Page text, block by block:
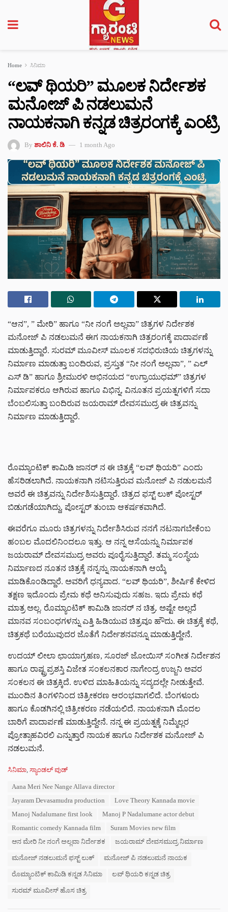
Home ಸಿನಿಮಾ
“ಲವ್ ಥಿಯರಿ” ಮೂಲಕ ನಿರ್ದೇಶಕ
ಮನೋಜ್ ಪಿ ನಡಲುಮನೆ
ನಾಯಕನಾಗಿ ಕನ್ನಡ ಚಿತ್ರರಂಗಕ್ಕೆ ಎಂಟ್ರಿ
By ಶಾಲಿನಿ ಕೆ. ಡಿ 1 month Ago
“ಆನ”, ” ಮೇರಿ” ಹಾಗೂ “ನೀ ನಂಗೆ ಅಲ್ಲವಾ” ಚಿತ್ರಗಳ ನಿರ್ದೇಶಕ
ಮನೋಜ್ ಪಿ ನಡಲುಮನೆ ಈಗ ನಾಯಕನಾಗಿ ಚಿತ್ರರಂಗಕ್ಕೆ ಪಾದಾರ್ಪಣೆ
ಮಾಡುತ್ತಿದ್ದಾರೆ. ಸುರಮ್ ಮೂವೀಸ್ ಮೂಲಕ ಸದಭಿರುಚಿಯ ಚಿತ್ರಗಳನ್ನು
ನಿರ್ಮಾಣ ಮಾಡುತ್ತಾ ಬಂದಿರುವ, ಪ್ರಸ್ತುತ “ನೀ ನಂಗೆ ಅಲ್ಲವಾ”, ” ಎಲ್
ಎಸ್ ಡಿ” ಹಾಗೂ ಶ್ರೀಮುರಳಿ ಅಭಿನಯದ “ಉಗ್ರಾಯುಧಮ್” ಚಿತ್ರಗಳ
ನಿರ್ಮಾಪಕರೂ ಆಗಿರುವ ಹಾಗೂ ವಿಭಿನ್ನ, ವಿನೂತನ ಪ್ರಯತ್ನಗಳಿಗೆ ಸದಾ
ಬೆಂಬಲಿಸುತ್ತಾ ಬಂದಿರುವ ಜಯರಾಮ್ ದೇವಸಮುದ್ರ ಈ ಚಿತ್ರವನ್ನು
ನಿರ್ಮಾಣ ಮಾಡುತ್ತಿದ್ದಾರೆ.
ರೊಮ್ಯಾಂಟಿಕ್ ಕಾಮಿಡಿ ಜಾನರ್ ನ ಈ ಚಿತ್ರಕ್ಕೆ “ಲವ್ ಥಿಯರಿ” ಎಂದು
ಹೆಸರಿಡಲಾಗಿದೆ. ನಾಯಕನಾಗಿ ನಟಿಸುತ್ತಿರುವ ಮನೋಜ್ ಪಿ ನಡುಲಮನೆ
ಅವರೆ ಈ ಚಿತ್ರವನ್ನು ನಿರ್ದೇಶಿಸುತ್ತಿದ್ದಾರೆ. ಚಿತ್ರದ ಫಸ್ಟ್ ಲುಕ್ ಪೋಸ್ಟರ್
ಬಿಡುಗಡೆಯಾಗಿದ್ದು, ಪೋಸ್ಟರ್ ತುಂಬಾ ಆಕರ್ಷಕವಾಗಿದೆ.
ಈವರೆಗೂ ಮೂರು ಚಿತ್ರಗಳನ್ನು ನಿರ್ದೇಶಿಸಿರುವ ನನಗೆ ನಟನಾಗಬೇಕೆಂಬ
ಹಂಬಲ ಮೊದಲಿನಿಂದಲೂ ಇತ್ತು. ಆ ನನ್ನ ಆಸೆಯನ್ನು ನಿರ್ಮಾಪಕ
ಜಯರಾಮ್ ದೇವಸಮುದ್ರ ಅವರು ಪೂರೈಸುತ್ತಿದ್ದಾರೆ‌. ತಮ್ಮ ಸಂಸ್ಥೆಯ
ನಿರ್ಮಾಣದ ನೂತನ ಚಿತ್ರಕ್ಕೆ ನನ್ನನ್ನು ನಾಯಕನಾಗಿ ಆಯ್ಕೆ
ಮಾಡಿಕೊಂಡಿದ್ದಾರೆ. ಅವರಿಗೆ ಧನ್ಯವಾದ. “ಲವ್ ಥಿಯರಿ”, ಶೀರ್ಷಿಕೆ ಕೇಳಿದ
ತಕ್ಷಣ ಇದೊಂದು ಪ್ರೇಮ ಕಥೆ ಅನಿಸುವುದು ಸಹಜ.‌ ಇದು ಪ್ರೇಮ ಕಥೆ
ಮಾತ್ರ ಅಲ್ಲ. ರೊಮ್ಯಾಂಟಿಕ್ ಕಾಮಿಡಿ ಜಾನರ್ ನ ಚಿತ್ರ. ಅಷ್ಟೇ ಅಲ್ಲದೆ
ಮಾನವ ಸಂಬಂಧಗಳನ್ನು ಎತ್ತಿ ಹಿಡಿಯುವ ಚಿತ್ರವೂ ಹೌದು. ಈ ಚಿತ್ರಕ್ಕೆ ಕಥೆ,
ಚಿತ್ರಕಥೆ ಬರೆಯುವುದರ ಜೊತೆಗೆ ನಿರ್ದೇಶನವನ್ನೂ ಮಾಡುತ್ತಿದ್ದೇನೆ.
ಉದಯ್ ಲೀಲಾ‌ ಛಾಯಾಗ್ರಹಣ, ಸೂರಜ್ ಜೋಯಿಸ್ ಸಂಗೀತ ನಿರ್ದೇಶನ
ಹಾಗೂ ರಾಷ್ಟ್ರಪ್ರಶಸ್ತಿ ವಿಜೇತ ಸಂಕಲನಕಾರ ನಾಗೇಂದ್ರ ಉಜ್ಜನಿ ಅವರ
ಸಂಕಲನ ಈ ಚಿತ್ರಕ್ಕಿದೆ. ಉಳಿದ ಮಾಹಿತಿಯನ್ನು ಸದ್ಯದಲ್ಲೇ ನೀಡುತ್ತೇವೆ.
ಮುಂದಿನ ತಿಂಗಳಿನಿಂದ ಚಿತ್ರೀಕರಣ ಆರಂಭವಾಗಲಿದೆ. ಬೆಂಗಳೂರು
ಹಾಗೂ ಕೊಡಗಿನಲ್ಲಿ ಚಿತ್ರೀಕರಣ ನಡೆಯಲಿದೆ. ನಾಯಕನಾಗಿ ಮೊದಲ
ಬಾರಿಗೆ ಪಾದಾರ್ಪಣೆ ಮಾಡುತ್ತಿದ್ದೇನೆ. ನನ್ನ ಈ ಪ್ರಯತ್ನಕ್ಕೆ ನಿಮ್ಮೆಲ್ಲರ
ಪ್ರೋತ್ಸಾಹವಿರಲಿ ಎನ್ನುತ್ತಾರೆ ನಾಯಕ‌ ಹಾಗೂ ನಿರ್ದೇಶಕ ಮನೋಜ್ ಪಿ
ನಡಲುಮನೆ.
C
ಸಿನಿಮಾ ಸ್ಯಾಂಡಲ್ ವುಡ್
Aana Meri Nee Nange Allava director
Jayaram Devasamudra production
Love Theory Kannada movie
Manoj Nadalumane first look
Manoj P Nadalumane actor debut
Romantic comedy Kannada film
Suram Movies new film
ಆನ ಮೇರಿ ನೀ ನಂಗೆ ಅಲ್ಲವಾ ನಿರ್ದೇಶಕ
ಜಯರಾಮ್ ದೇವಸಮುದ್ರ ನಿರ್ಮಾಣ
ಮನೋಜ್ ನಡಲುಮನೆ ಫಸ್ಟ್ ಲುಕ್ ಮನೋಜ್ ಪಿ ನಡಲುಮನೆ ನಾಯಕ
ರೊಮ್ಯಾಂಟಿಕ್ ಕಾಮಿಡಿ ಕನ್ನಡ ಸಿನಿಮಾ ಲವ್ ಥಿಯರಿ ಕನ್ನಡ ಚಿತ್ರ
ಸುರಮ್ ಮೂವೀಸ್ ಹೊಸ ಚಿತ್ರ